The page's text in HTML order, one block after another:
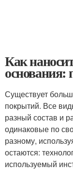
Как
основания:
Существует
покрытий. Все
разный состав и
одинаковые по
разному,
остаются:
используемый